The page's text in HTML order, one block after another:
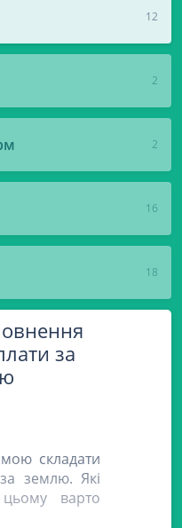
12
2
2
16
18
за
складати
за землю. Які
варто